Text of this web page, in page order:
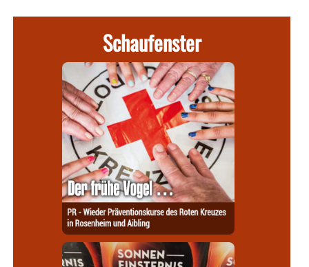
Schaufenster